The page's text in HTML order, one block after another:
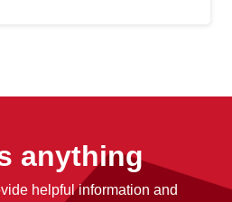
anything
helpful information and